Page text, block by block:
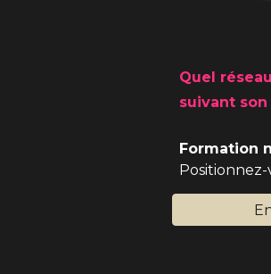
Quel
suivant
Formation
Positionnez-